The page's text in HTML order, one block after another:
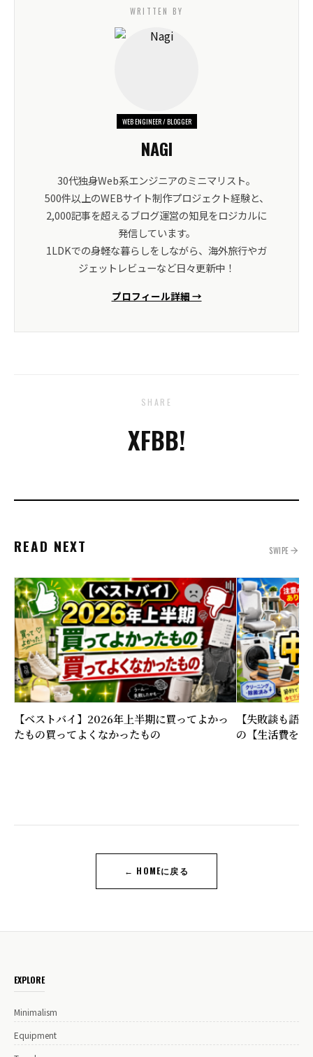
WRITTEN BY
WEB ENGINEER / BLOGGER
NAGI
30代独身Web系エンジニアのミニマリスト。
500件以上のWEBサイト制作プロジェクト経験と、
2,000記事を超えるブログ運営の知見をロジカルに
発信しています。
1LDKでの身軽な暮らしをしながら、海外旅行やガ
ジェットレビューなど日々更新中！
プロフィール詳細 →
SHARE
XFBB!
READ NEXT SWIPE
【ベストバイ】2026年上半期に買ってよかっ
たもの買ってよくなかったもの
【失敗談も語
の【生活費を下
← HOMEに戻る
EXPLORE
Minimalism
Equipment